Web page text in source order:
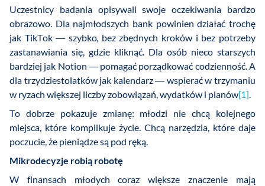
Uczestnicy badania opisywali swoje oczekiwania bardzo
obrazowo. Dla najmłodszych bank powinien działać trochę
jak TikTok — szybko, bez zbędnych kroków i bez potrzeby
zastanawiania się, gdzie kliknąć. Dla osób nieco starszych
bardziej jak Notion — pomagać porządkować codzienność. A
dla trzydziestolatków jak kalendarz — wspierać w trzymaniu
w ryzach większej liczby zobowiązań, wydatków i planów[1].
To dobrze pokazuje zmianę: młodzi nie chcą kolejnego
miejsca, które komplikuje życie. Chcą narzędzia, które daje
poczucie, że pieniądze są pod ręką.
Mikrodecyzje robią robotę
W finansach młodych coraz większe znaczenie mają